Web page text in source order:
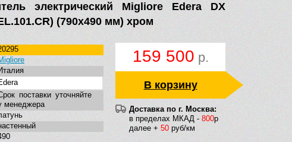
электрический Migliore Edera DX
(790х490 мм) хром
159 500 р.
В корзину
Доставка по г. Москва:
в пределах МКАД - 800р
далее + 50 руб/км
поставки уточняйте
менеджера